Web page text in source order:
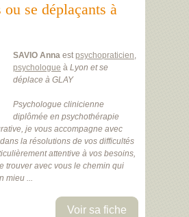
se déplaçants à
SAVIO Anna estpsychopraticien,
psychologue à Lyon et se
déplace à GLAY
Psychologue clinicienne
diplômée en psychothérapie
je vous accompagne avec
la résolutions de vos difficultés
attentive à vos besoins,
trouver avec vous le chemin qui
mieu ...
Voir sa fiche